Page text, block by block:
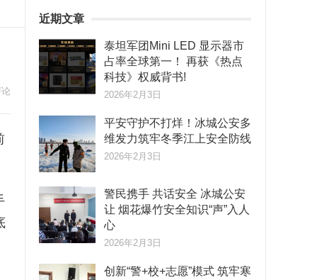
近期文章
泰坦军团Mini LED 显示器市
占率全球第一！ 再获《热点
科技》权威背书!
2026年2月3日
平安守护不打烊！冰城公安多
维发力筑牢冬季江上安全防线
2026年2月3日
警民携手 共话安全 冰城公安
让 烟花爆竹安全知识“声”入人
心
2026年2月3日
创新“警+校+志愿”模式 筑牢寒